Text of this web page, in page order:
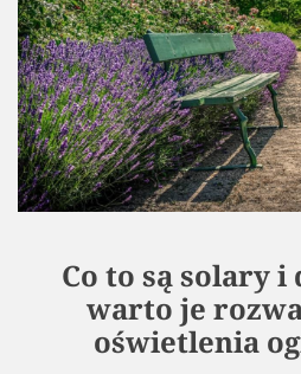
Co to są solary i
warto je
oświetlenia